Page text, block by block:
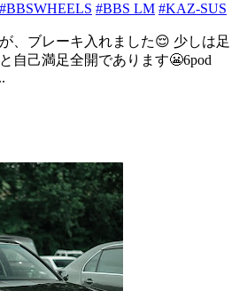
#BBSWHEELS #BBS LM #KAZ-SUS
、ブレーキ入れました😌 少しは足
自己満足全開であります😬6pod